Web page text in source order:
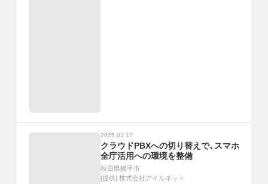
2025.03.17
クラウドPBXへの切り替えで、スマホ
全庁活用への環境を整備
秋田県横手市
[提供] 株式会社アイルネット